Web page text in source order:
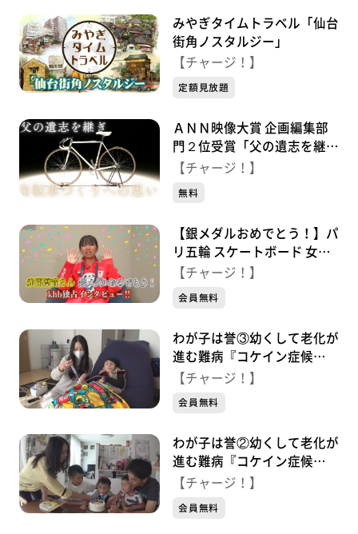
みやぎタイムトラベル「仙台
街角ノスタルジー」
【チャージ！】
定額見放題
ＡＮＮ映像大賞 企画編集部
門２位受賞「父の遺志を継ぎ
自転車づくりにかける思い」
【チャージ！】
無料
【銀メダルおめでとう！】パ
リ五輪 スケートボード 女子
ストリート銀メダル 赤間凛
【チャージ！】
会員無料
わが子は誉③幼くして老化が
進む難病『コケイン症候
群』 命と向き合う家族
【チャージ！】
会員無料
わが子は誉②幼くして老化が
進む難病『コケイン症候
群』 懸命に生きる兄 支え
【チャージ！】
会員無料